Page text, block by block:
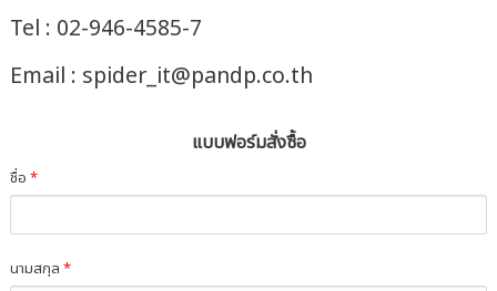
Tel : 02-946-4585-7
Email : spider_it@pandp.co.th
แบบฟอร์มสั่งซื้อ
ชื่อ*
นามสกุล*